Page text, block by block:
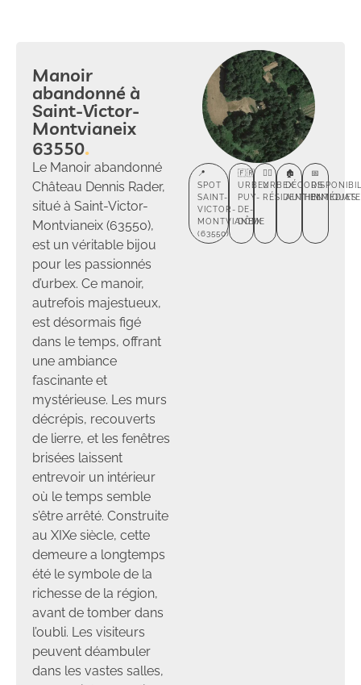
Manoir
abandonné à
Saint-Victor-
Montvianeix
63550
Le Manoir abandonné
Château Dennis Rader,
situé à Saint-Victor-
Montvianeix (63550),
est un véritable bijou
pour les passionnés
d’urbex. Ce manoir,
autrefois majestueux,
est désormais figé
dans le temps, offrant
une ambiance
fascinante et
mystérieuse. Les murs
décrépis, recouverts
de lierre, et les fenêtres
brisées laissent
entrevoir un intérieur
où le temps semble
s’être arrêté. Construite
au XIXe siècle, cette
demeure a longtemps
été le symbole de la
richesse de la région,
avant de tomber dans
l’oubli. Les visiteurs
peuvent déambuler
dans les vastes salles,
📍
SPOT
SAINT-
VICTOR-
MONTVIANEIX
(63550)
🇫🇷
URBEX
PUY-
DE-
DÔME
🕵️‍♂️
URBEX
RÉSIDENTIEL
🏚️
DÉCORS
AUTHENTIQUES
📅
IMMÉDIATE